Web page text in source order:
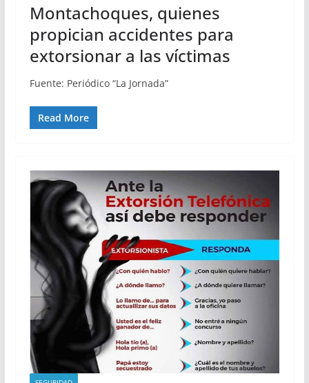
Montachoques, quienes
propician accidentes para
extorsionar a las víctimas
Fuente: Periódico “La Jornada”
Read More